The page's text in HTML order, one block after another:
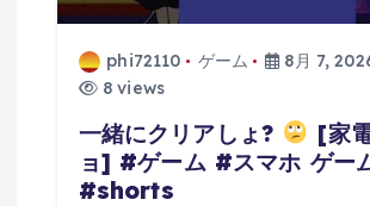
phi72110 ゲーム
8月 7,
8 views
一緒にクリアしょ?
[家
ョ] #ゲーム #スマホ ゲー
#shorts